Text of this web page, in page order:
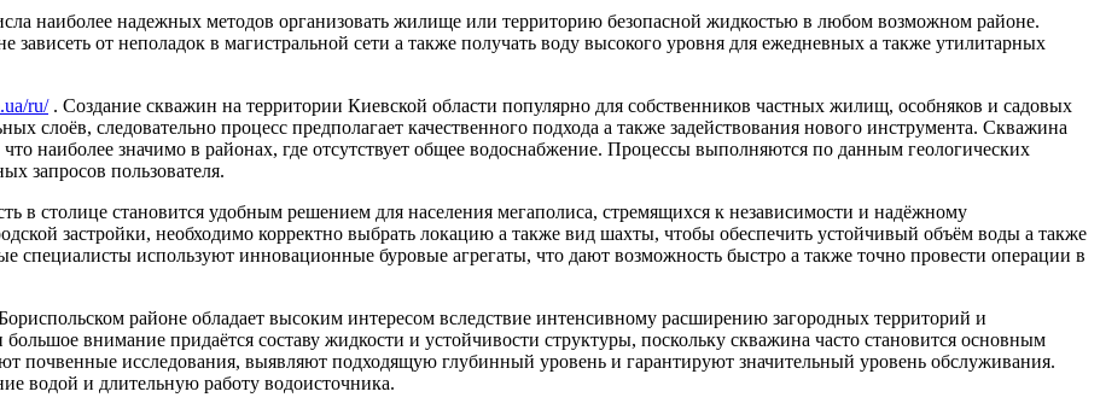
наиболее надежных методов организовать жилище или территорию безопасной жидкостью в любом возможном районе.
зависеть от неполадок в магистральной сети а также получать воду высокого уровня для ежедневных а также утилитарных
ru/. Создание скважин на территории Киевской области популярно для собственников частных жилищ, особняков и садовых
слоёв, следовательно процесс предполагает качественного подхода а также задействования нового инструмента. Скважина
наиболее значимо в районах, где отсутствует общее водоснабжение. Процессы выполняются по данным геологических
запросов пользователя.
в столице становится удобным решением для населения мегаполиса, стремящихся к независимости и надёжному
застройки, необходимо корректно выбрать локацию а также вид шахты, чтобы обеспечить устойчивый объём воды а также
используют инновационные буровые агрегаты, что дают возможность быстро а также точно провести операции в
районе обладает высоким интересом вследствие интенсивному расширению загородных территорий и
внимание придаётся составу жидкости и устойчивости структуры, поскольку скважина часто становится основным
почвенные исследования, выявляют подходящую глубинный уровень и гарантируют значительный уровень обслуживания.
водой и длительную работу водоисточника.